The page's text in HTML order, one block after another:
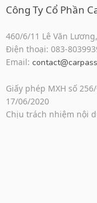
Công Ty Cổ Phần
460/6/11 Lê Văn
Điện thoại: 083-
Email:
Giấy phép MXH số
17/06/2020
Chịu trách nhiệm nội